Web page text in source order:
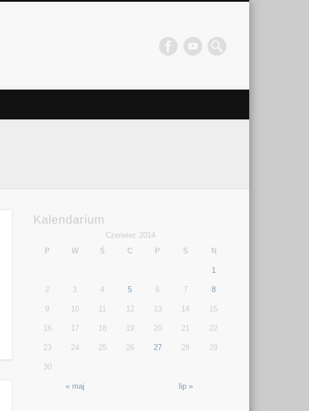
Kalendarium
Czerwiec 2014
P
W Ś C P S N
« maj lip »
1
2 3 4 5 6 7 8
9 10 11 12 13 14 15
16 17 18 19 20 21 22
23 24 25 26 27 28 29
30